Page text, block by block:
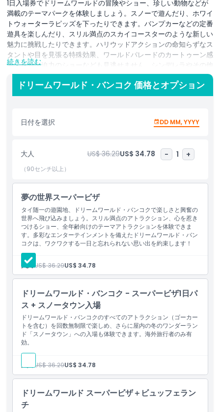
1日入場券でドリームワールドの冒険やショー、珍しい動物などが
満載のテーマパークを体験しましょう。スノーで遊んだり、ホワイ
トウォーターラピッズを下ったりできます。バンプカーなどの定番
遊具を楽しんだり、スリル満点のスカイコースターのような新しい
魅力に挑戦したりできます。ハリウッドアクションの命知らずなス
タントや目を見張る特殊効果、ワールドパレードのカートゥーン感
あふれる大迫力のショーなども見逃せません。シンデレラやその他
のおなじみの童話キャラクターに会ったり、エッフェル塔のような
世界の名所を見たり、雪で遊んだり、ホワイトウォーターラピッズ
での水遊びを楽しんだり—これらすべてがドリームワールド、いわ
シュをお探しなら、ドリームワールド遊園地は子供連れで楽しむの
に最適な場所のひとつです。家族全員で楽しめるエンターテインメ
ムワールドマップを受け取れます。
1日入場券でドリームワールド遊園地のお気に入りの童話やカート
のような壮大なアトラクションは年長の子供向け、幼い子供向けに
はたくさんの乗り物やゲーム、楽しいアトラクションが揃っていま
す。アドレナリンを求めるスリル好きには、大型のぶら下がり式ジ
ェットコースター「スカイコースター」、揺れるバイキング船「バ
イキング」、地上20メートル以上で宙返りやフリップを繰り返す
「ハリケーン」、空中に吹き上げられてから地面に戻る「フライン
グカーペット」などがあります。小さな子供向けにはレーシングカ
ー、観光列車、アンティークカー、バンプボート、インディアンボ
ートなど多くの乗り物や楽しいアトラクションが用意されていま
す。
ハイライト
含まれるもの
子供／大人ポリシー
営業時間
続きを読む
ドリームワールド・バンコク 価格とオプション
日付を選択 DD MM, YYYY
大人 US$ 36.29US$ 34.78 - 1 +
（90センチ以上）
夢の世界スーパービザ
タイ随一の遊園地、ドリームワールド・バンコクで楽しさと興奮の
世界へ飛び込みましょう。スリル満点のアトラクション、心を惹き
つけるショー、全年齢向けのテーマアトラクションを体験できま
す。多彩なエンターテインメントを備えたドリームワールド・バン
コクは、ワクワクする一日と忘れられない思い出を約束します！
大人: US$ 36.29US$ 34.78
ドリームワールド・バンコク - スーパービザ1日パ
ス + スノータウン入場
ドリームワールド・バンコクのすべてのアトラクション（ゴーカー
トを含む）を回数無制限で楽しめ、さらに屋内の冬のワンダーラン
ド「スノータウン」への入場も体験できます。海外旅行者のみ有
効。
大人: US$ 36.29US$ 34.78
ドリームワールド スーパービザ＋ビュッフェラン
チ